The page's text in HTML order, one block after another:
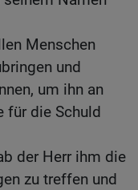
Menschen
und
um ihn an
für die Schuld
der Herr ihm die
zu treffen und